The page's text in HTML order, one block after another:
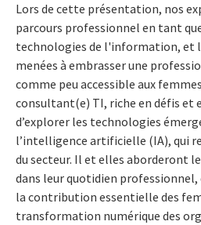
Lors de cette présentation, nos
parcours professionnel en tant
technologies de l'information, et
menées à embrasser une
comme peu accessible aux
consultant(e) TI, riche en défis
d’explorer les technologies
l’intelligence artificielle (IA), qui
du secteur. Il et elles aborderont
dans leur quotidien
la contribution essentielle des
transformation numérique des